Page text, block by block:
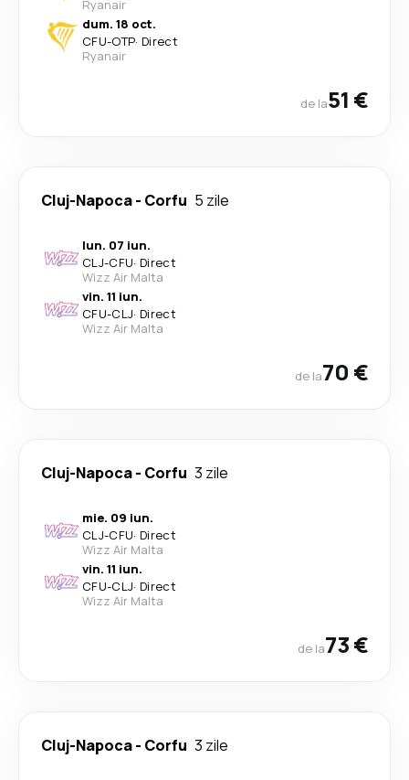
Ryanair
dum. 18 oct.
CFU-OTP· Direct
Ryanair
de la51 €
Cluj-Napoca- Corfu 5 zile
lun. 07 iun.
CLJ-CFU· Direct
Wizz Air Malta
vin. 11 iun.
CFU-CLJ· Direct
Wizz Air Malta
de la70 €
Cluj-Napoca- Corfu 3 zile
mie. 09 iun.
CLJ-CFU· Direct
Wizz Air Malta
vin. 11 iun.
CFU-CLJ· Direct
Wizz Air Malta
de la73 €
Cluj-Napoca- Corfu 3 zile